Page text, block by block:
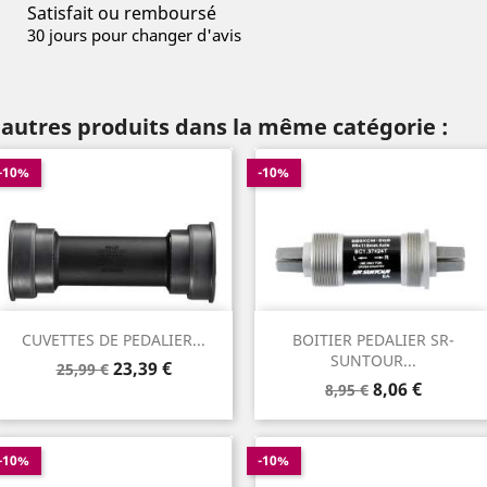
Satisfait ou remboursé
30 jours pour changer d'avis
produits dans la même catégorie :
CUVETTES DE PEDALIER...
Prix
25,99 € Prix
23,39 €
BOITIER PEDALIER SR-
SUNTOUR...
Prix
base
8,95 €
-10%
Prix
8,06 €
-10%